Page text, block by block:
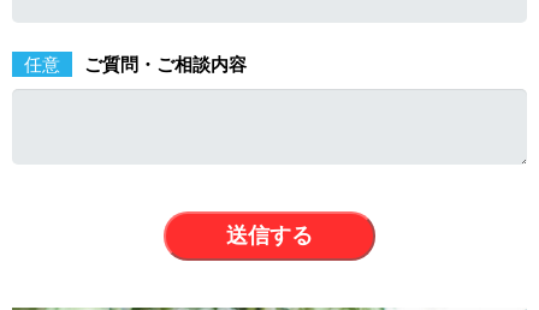
任意 ご質問・ご相談内容